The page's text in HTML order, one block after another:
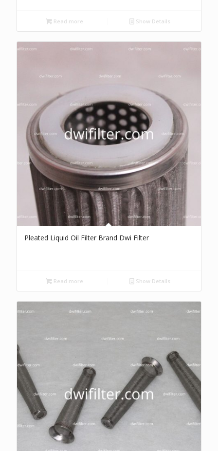
Read more Show Details
Pleated Liquid Oil Filter Brand Dwi Filter
Read more Show Details